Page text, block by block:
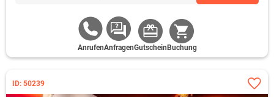
AnrufenAnfragenGutschein Buchung
ID: 50239